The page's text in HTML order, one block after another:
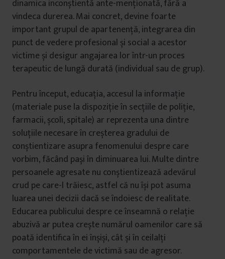
dinamica inconștientă ante-menționată, fără a
vindeca durerea. Mai concret, devine foarte
important grupul de apartenență, integrarea din
punct de vedere profesional și social a acestor
victime și desigur angajarea lor într-un proces
terapeutic de lungă durată (individual sau de grup).
Pentru început, educația, accesul la informație
(materiale puse la dispoziție în secțiile de poliție,
farmacii, școli, spitale) ar reprezenta una dintre
soluțiile necesare în creșterea gradului de
conștientizare asupra fenomenului despre care
vorbim, făcând pași în diminuarea lui. Multe dintre
persoanele agresate nu conștientizează adevărul
crud pe care-l trăiesc, astfel că nu își pot asuma
luarea unei decizii dacă se îndoiesc de realitate.
Educarea publicului despre ce înseamnă o relație
abuzivă ar putea crește numărul oamenilor care să
poată identifica în ei înșiși, cât și în ceilalți
comportamentele de victimă sau de agresor.